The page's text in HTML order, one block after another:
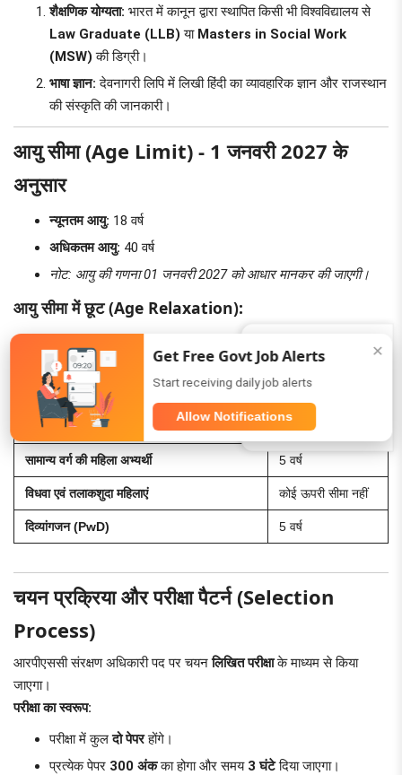
शैक्षणिक योग्यता: भारत में कानून द्वारा स्थापित किसी भी विश्वविद्यालय से
Law Graduate (LLB) या Masters in Social Work
(MSW) की डिग्री।
भाषा ज्ञान: देवनागरी लिपि में लिखी हिंदी का व्यावहारिक ज्ञान और राजस्थान
की संस्कृति की जानकारी।
आयु सीमा (Age Limit) - 1 जनवरी 2027 के
अनुसार
न्यूनतम आयु: 18 वर्ष
अधिकतम आयु: 40 वर्ष
नोट: आयु की गणना 01 जनवरी 2027 को आधार मानकर की जाएगी।
आयु सीमा में छूट (Age Relaxation):
आयु सीमा में छूट
SC / ST / OBC / MBC (पुरुष - राजस्थान)
SC / ST / OBC / MBC (महिला - राजस्थान)
सामान्य वर्ग की महिला अभ्यर्थी 5 वर्ष
विधवा एवं तलाकशुदा महिलाएं कोई ऊपरी सीमा नहीं
दिव्यांगजन (PwD) 5 वर्ष
चयन प्रक्रिया और परीक्षा पैटर्न (Selection
Process)
आरपीएससी संरक्षण अधिकारी पद पर चयनलिखित परीक्षाके माध्यम से किया
जाएगा।
परीक्षा का स्वरूप:
परीक्षा में कुलदो पेपरहोंगे।
प्रत्येक पेपर 300 अंकका होगा और समय 3 घंटेदिया जाएगा।
WhatsApp
✕
Get Free Govt Job Alerts
Start receiving daily job alerts
Allow Notifications